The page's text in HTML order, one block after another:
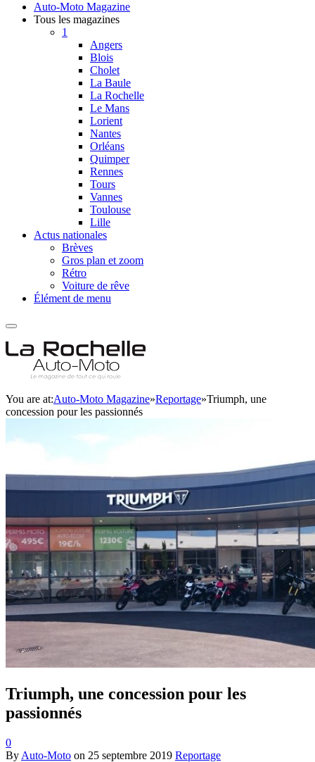
Auto-Moto Magazine
Tous les magazines
1
Angers
Blois
Cholet
La Baule
La Rochelle
Le Mans
Lorient
Nantes
Orléans
Quimper
Rennes
Tours
Vannes
Toulouse
Lille
Actus nationales
Brèves
Gros plan et zoom
Rétro
Voiture de rêve
Élément de menu
You are at:Auto-Moto Magazine»Reportage»Triumph, une
concession pour les passionnés
Triumph, une concession pour les
passionnés
0
By Auto-Moto on 25 septembre 2019 Reportage